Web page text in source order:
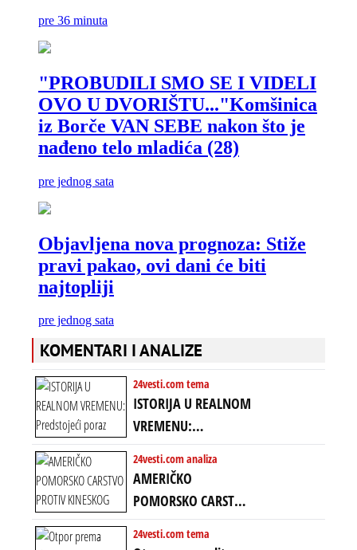
KOMENTARI I ANALIZE
24vesti.com tema
ISTORIJA U REALNOM
VREMENU:
Predstojeći poraz
Amerike u Iranu
uvodi eru
energetskog haosa,
finansijskih
24vesti.com analiza
AMERIČKO
POMORSKO CARSTVO
PROTIV KINESKOG
KOPNENOG SVETA:
24vesti.com tema